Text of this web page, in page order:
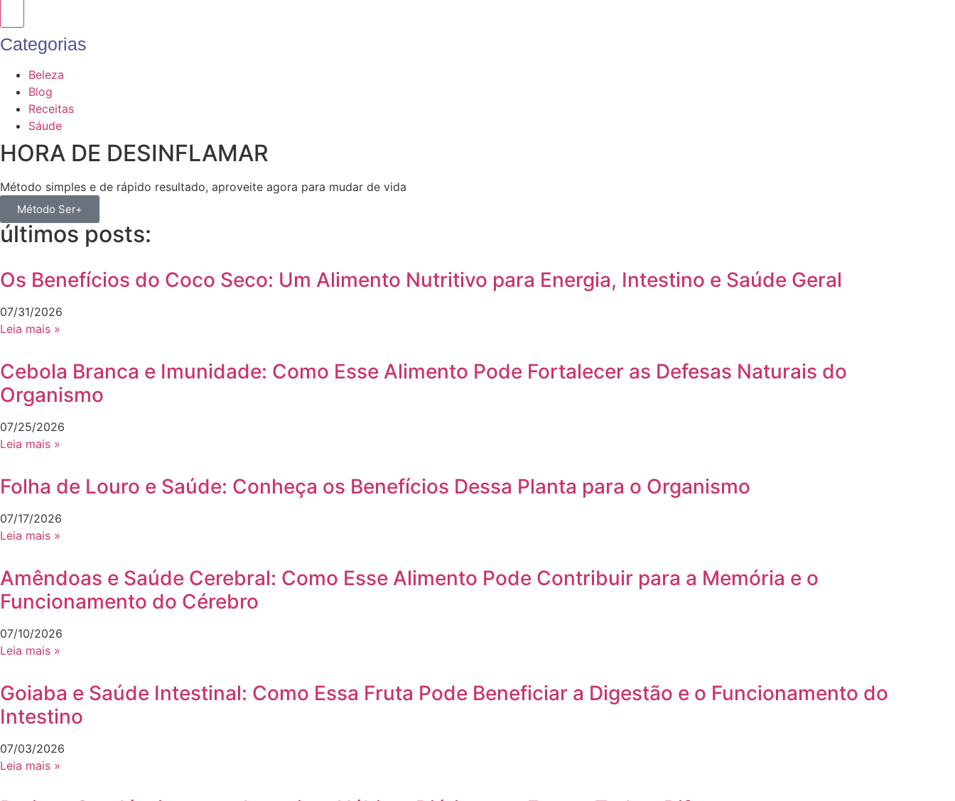
Categorias
Beleza
Blog
Receitas
Sáude
HORA DE DESINFLAMAR
Método simples e de rápido resultado, aproveite agora para mudar de vida
Método Ser+
últimos posts:
Os Benefícios do Coco Seco: Um Alimento Nutritivo para Energia, Intestino e Saúde Geral
07/31/2026
Leia mais »
Cebola Branca e Imunidade: Como Esse Alimento Pode Fortalecer as Defesas Naturais do
Organismo
07/25/2026
Leia mais »
Folha de Louro e Saúde: Conheça os Benefícios Dessa Planta para o Organismo
07/17/2026
Leia mais »
Amêndoas e Saúde Cerebral: Como Esse Alimento Pode Contribuir para a Memória e o
Funcionamento do Cérebro
07/10/2026
Leia mais »
Goiaba e Saúde Intestinal: Como Essa Fruta Pode Beneficiar a Digestão e o Funcionamento do
Intestino
07/03/2026
Leia mais »